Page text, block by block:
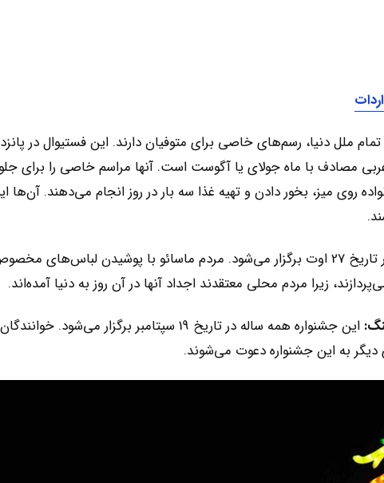
ملل دنیا، رسم‌های خاصی برای متوفیان دارند. این فستیوال در
مصادف با ماه جولای یا آگوست است. آنها مراسم خاصی را برای
روی میز، بخور دادن و تهیه غذا سه بار در روز انجام می‌دهند. آن‌ها
این فستیوال در تاریخ 27 اوت برگزار می‌شود. مردم ماسائو با پوشیدن لباس‌های
زیرا مردم محلی معتقدند اجداد آنها در آن روز به دنیا آمده‌اند.
این جشنواره همه ساله در تاریخ 19 سپتامبر برگزار می‌شود.
به این جشنواره دعوت می‌شوند.